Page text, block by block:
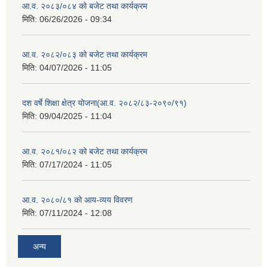
आ.व. २०८३/०८४ को बजेट तथा कार्यक्रम
मिति: 06/26/2026 - 09:34
आ.व. २०८२/०८३ को बजेट तथा कार्यक्रम
मिति: 04/07/2026 - 11:05
दश वर्षे शिक्षा क्षेत्र योजना(आ.व. २०८२/८३-२०९०/९१)
मिति: 09/04/2025 - 11:04
आ.व. २०८१/०८२ को बजेट तथा कार्यक्रम
मिति: 07/17/2024 - 11:05
आ.व. २०८०/८१ को आय-व्यय विवरण
मिति: 07/11/2024 - 12:08
अन्य